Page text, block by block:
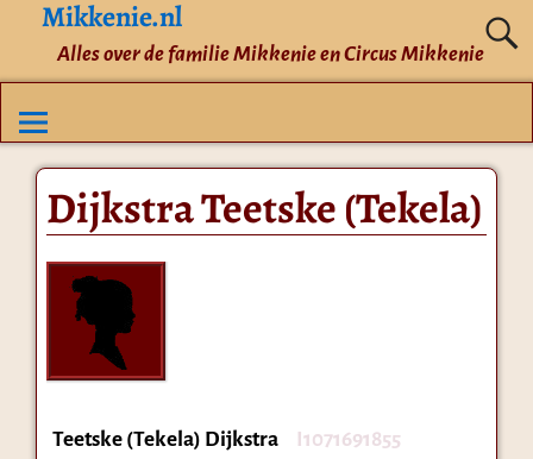
Mikkenie.nl
Alles over de familie Mikkenie en Circus Mikkenie
Dijkstra Teetske (Tekela)
Teetske (Tekela) Dijkstra I1071691855